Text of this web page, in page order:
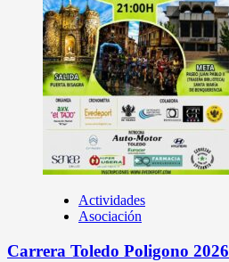
Actividades
Asociación
Carrera Toledo Poligono 2026